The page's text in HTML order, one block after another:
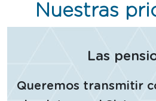
Nuestras
Las
Queremos transmitir